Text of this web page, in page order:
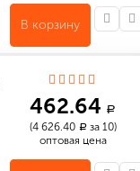
В корзину
462.64 a
(4 626.40 aза 10)
оптовая цена